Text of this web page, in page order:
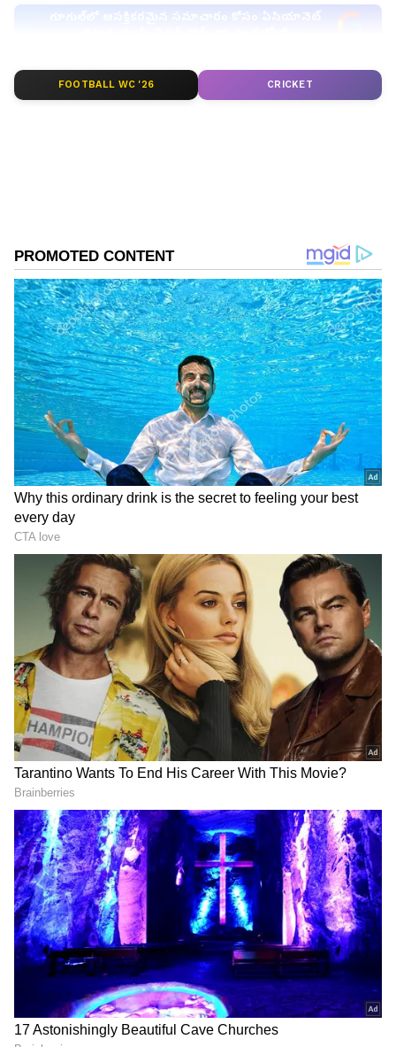
గూగుల్‌లో ఆసక్తికరమైన సమాచారం కోసం ఏసియానెట్
2
13
Image Credit :
ధార్మిక సేవా కార్యక్రమాలలో పాల్గొంటారు. ఉద్యోగ యత్నాలు
సానుకూలంగా సాగుతాయి. స్థిరాస్తి కొనుగోలు ప్రయత్నాలు
ఫలిస్తాయి. ఆర్థికంగా పురోగతి సాధిస్తారు. ఇంటా బయటా
పరిస్థితులు అనుకూలిస్తాయి. వృత్తి, వ్యాపారాలు
ఉత్సాహంగా సాగుతాయి. చిన్ననాటి మిత్రులతో విందు
వినోదాలలో పాల్గొంటారు.
FOOTBALL WC '26 CRICKET